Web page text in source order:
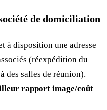
de domiciliation
à disposition une adresse
(réexpédition du
des salles de réunion).
rapport image/coût